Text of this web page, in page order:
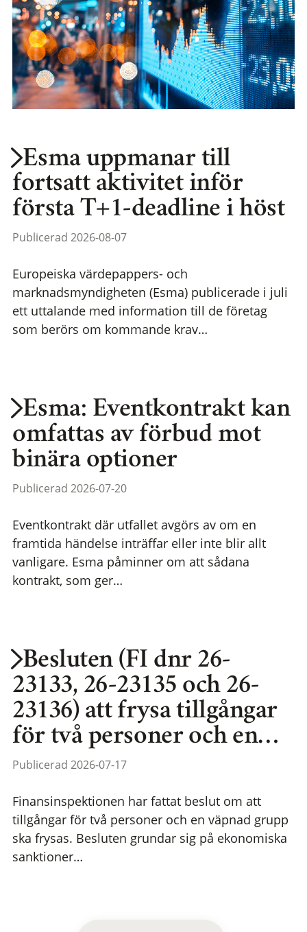
Esma uppmanar till
fortsatt aktivitet inför
första T+1-deadline i höst
Publicerad 2026-08-07
Europeiska värdepappers- och
marknadsmyndigheten (Esma) publicerade i juli
ett uttalande med information till de företag
som berörs om kommande krav…
Esma: Eventkontrakt kan
omfattas av förbud mot
binära optioner
Publicerad 2026-07-20
Eventkontrakt där utfallet avgörs av om en
framtida händelse inträffar eller inte blir allt
vanligare. Esma påminner om att sådana
kontrakt, som ger…
Besluten (FI dnr 26-
23133, 26-23135 och 26-
23136) att frysa tillgångar
för två personer och en…
Publicerad 2026-07-17
Finansinspektionen har fattat beslut om att
tillgångar för två personer och en väpnad grupp
ska frysas. Besluten grundar sig på ekonomiska
sanktioner…